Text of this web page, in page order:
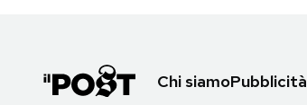
Area Personale
Newsletter
Chi siamoPubblicità